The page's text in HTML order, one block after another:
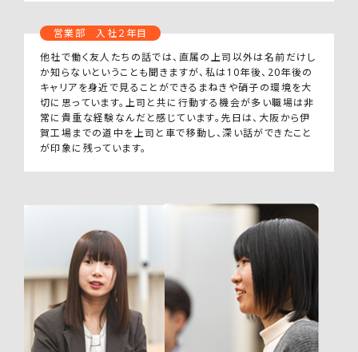
営業部 入社２年目
他社で働く友人たちの話では、直属の上司以外は名前だけし
か知らないということも聞きますが、私は10年後、20年後の
キャリアを身近で見ることができるまねきや硝子の環境を大
切に思っています。上司と共に行動する機会が多い職場は非
常に貴重な経験なんだと感じています。先日は、大阪から伊
賀工場までの道中を上司と車で移動し、深い話ができたこと
が印象に残っています。